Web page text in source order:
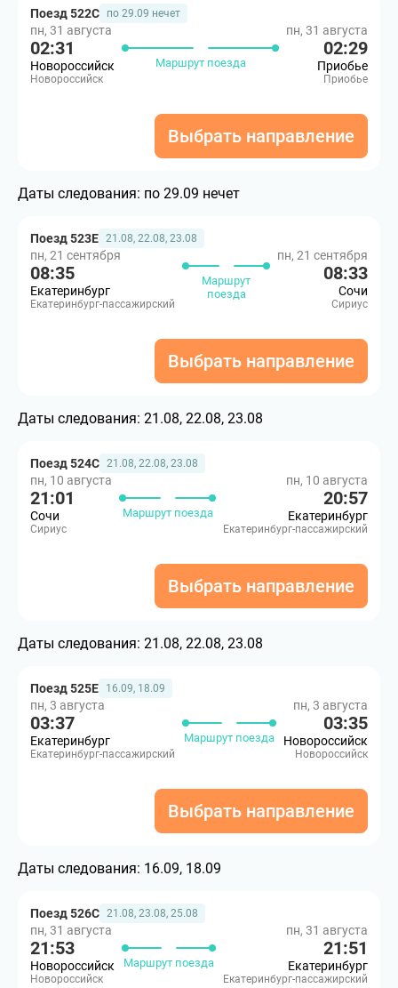
Поезд 522С по 29.09 нечет
пн, 31 августа
02:31
Новороссийск
Новороссийск
Маршрут поезда
пн, 31 августа
02:29
Приобье
Приобье
Выбрать направление
Даты следования: по 29.09 нечет
Поезд 523Е 21.08, 22.08, 23.08
пн, 21 сентября
08:35
Екатеринбург
Екатеринбург-пассажирский
Маршрут
поезда
пн, 21 сентября
08:33
Сочи
Сириус
Выбрать направление
Даты следования: 21.08, 22.08, 23.08
Поезд 524С 21.08, 22.08, 23.08
пн, 10 августа
21:01
Сочи
Сириус
Маршрут поезда
пн, 10 августа
20:57
Екатеринбург
Екатеринбург-пассажирский
Выбрать направление
Даты следования: 21.08, 22.08, 23.08
Поезд 525Е 16.09, 18.09
пн, 3 августа
03:37
Екатеринбург
Екатеринбург-пассажирский
Маршрут поезда
пн, 3 августа
03:35
Новороссийск
Новороссийск
Выбрать направление
Даты следования: 16.09, 18.09
Поезд 526С 21.08, 23.08, 25.08
пн, 31 августа
21:53
Новороссийск
Новороссийск
Маршрут поезда
пн, 31 августа
21:51
Екатеринбург
Екатеринбург-пассажирский